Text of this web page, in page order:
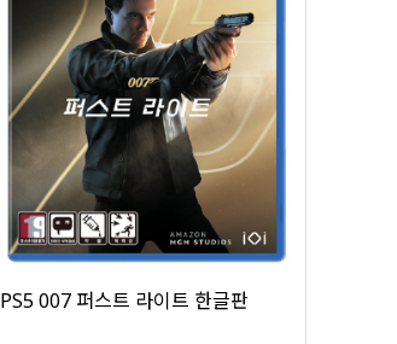
PS5 007 퍼스트 라이트 한글판